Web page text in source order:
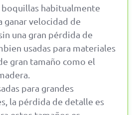
boquillas habitualmente
ganar velocidad de
una gran pérdida de
usadas para materiales
gran tamaño como el
para grandes
la pérdida de detalle es